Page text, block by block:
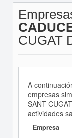
CUGAT
A
empresas
SANT
actividades
Empresa